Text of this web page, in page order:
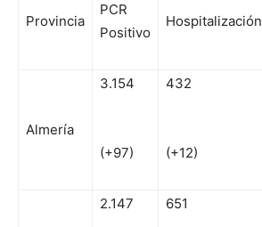
Provincia
PCR
Positivo
Hospitalización
Almería
3.154
(+97)
432
(+12)
2.147 651